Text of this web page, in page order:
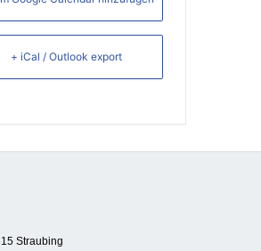
+ iCal / Outlook export
Straubing